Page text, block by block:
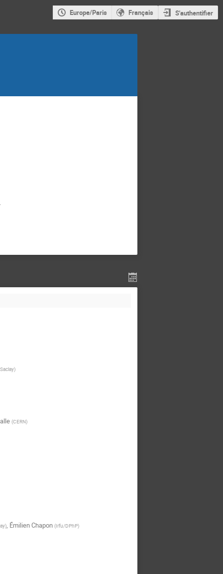
Europe/Paris Français S'authentifier
)
(CERN)
), Émilien Chapon (Irfu/DPhP)